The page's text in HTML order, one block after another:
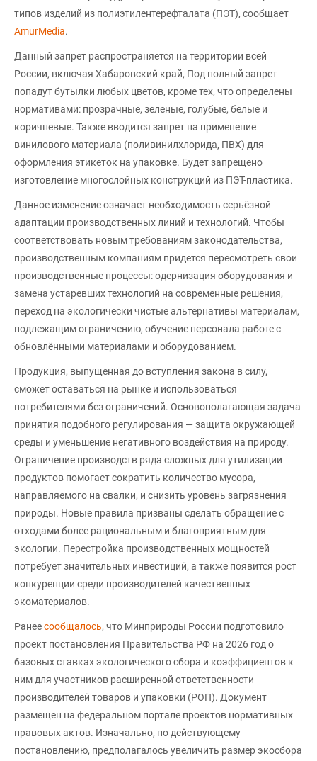
типов изделий из полиэтилентерефталата (ПЭТ), сообщает
AmurMedia.
Данный запрет распространяется на территории всей
России, включая Хабаровский край, Под полный запрет
попадут бутылки любых цветов, кроме тех, что определены
нормативами: прозрачные, зеленые, голубые, белые и
коричневые. Также вводится запрет на применение
винилового материала (поливинилхлорида, ПВХ) для
оформления этикеток на упаковке. Будет запрещено
изготовление многослойных конструкций из ПЭТ-пластика.
Данное изменение означает необходимость серьёзной
адаптации производственных линий и технологий. Чтобы
соответствовать новым требованиям законодательства,
производственным компаниям придется пересмотреть свои
производственные процессы: одернизация оборудования и
замена устаревших технологий на современные решения,
переход на экологически чистые альтернативы материалам,
подлежащим ограничению, обучение персонала работе с
обновлёнными материалами и оборудованием.
Продукция, выпущенная до вступления закона в силу,
сможет оставаться на рынке и использоваться
потребителями без ограничений. Основополагающая задача
принятия подобного регулирования — защита окружающей
среды и уменьшение негативного воздействия на природу.
Ограничение производств ряда сложных для утилизации
продуктов помогает сократить количество мусора,
направляемого на свалки, и снизить уровень загрязнения
природы. Новые правила призваны сделать обращение с
отходами более рациональным и благоприятным для
экологии. Перестройка производственных мощностей
потребует значительных инвестиций, а также появится рост
конкуренции среди производителей качественных
экоматериалов.
Ранеесообщалось, что Минприроды России подготовило
проект постановления Правительства РФ на 2026 год о
базовых ставках экологического сбора и коэффициентов к
ним для участников расширенной ответственности
производителей товаров и упаковки (РОП). Документ
размещен на федеральном портале проектов нормативных
правовых актов. Изначально, по действующему
постановлению, предполагалось увеличить размер экосбора